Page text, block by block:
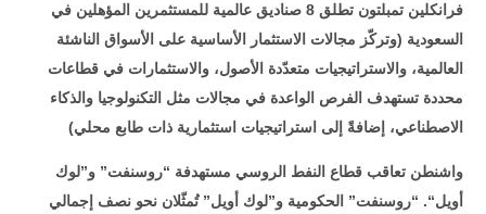
فرانكلين تمبلتون تطلق 8 صناديق عالمية للمستثمرين المؤهلين في
السعودية (وتركّز مجالات الاستثمار الأساسية على الأسواق الناشئة
العالمية، والاستراتيجيات متعدّدة الأصول، والاستثمارات في قطاعات
محددة تستهدف الفرص الواعدة في مجالات مثل التكنولوجيا والذكاء
الاصطناعي، إضافةً إلى استراتيجيات استثمارية ذات طابع محلي)
واشنطن تعاقب قطاع النفط الروسي مستهدفة “روسنفت” و”لوك
أويل“. “روسنفت” الحكومية و”لوك أويل” تُمثّلان نحو نصف إجمالي